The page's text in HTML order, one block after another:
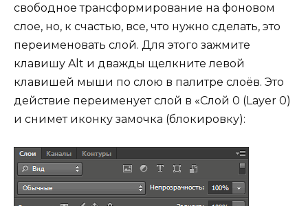
свободное трансформирование на фоновом
слое, но, к счастью, все, что нужно сделать, это
переименовать слой. Для этого зажмите
клавишу Alt и дважды щелкните левой
клавишей мыши по слою в палитре слоёв. Это
действие переименует слой в «Слой 0 (Layer 0)
и снимет иконку замочка (блокировку):